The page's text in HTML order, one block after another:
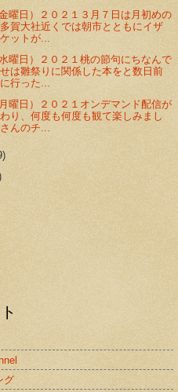
曜日）２０２１３月７日は月初めの
賀大社近くでは朝市とともにイザ
ットが...
曜日）２０２１桃の節句にちなんで
は雛祭りに関係した本をと数日前
行った...
曜日）２０２１オンデマンド配信が
り、何度も何度も観て楽しみまし
んのチ...
グ